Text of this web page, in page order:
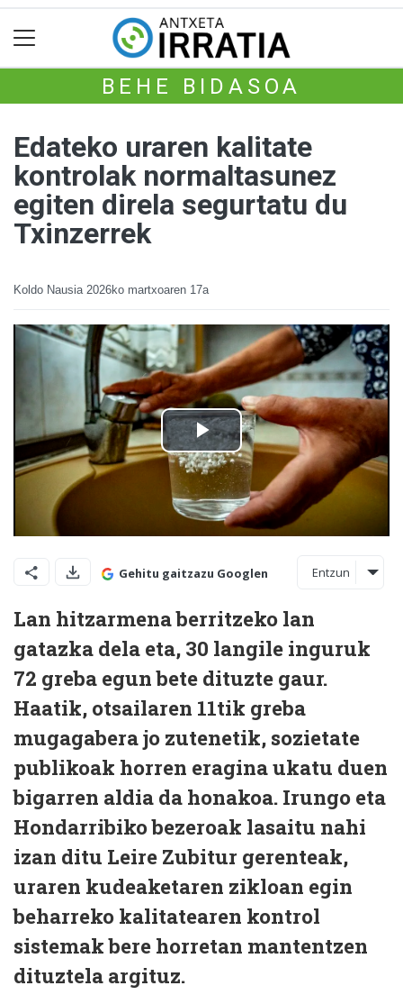
BEHE BIDASOA
Edateko uraren kalitate
kontrolak normaltasunez
egiten direla segurtatu du
Txinzerrek
Koldo Nausia 2026ko martxoaren 17a
Gehitu gaitzazu Googlen Entzun
Lan hitzarmena berritzeko lan
gatazka dela eta, 30 langile inguruk
72 greba egun bete dituzte gaur.
Haatik, otsailaren 11tik greba
mugagabera jo zutenetik, sozietate
publikoak horren eragina ukatu duen
bigarren aldia da honakoa. Irungo eta
Hondarribiko bezeroak lasaitu nahi
izan ditu Leire Zubitur gerenteak,
uraren kudeaketaren zikloan egin
beharreko kalitatearen kontrol
sistemak bere horretan mantentzen
dituztela argituz.